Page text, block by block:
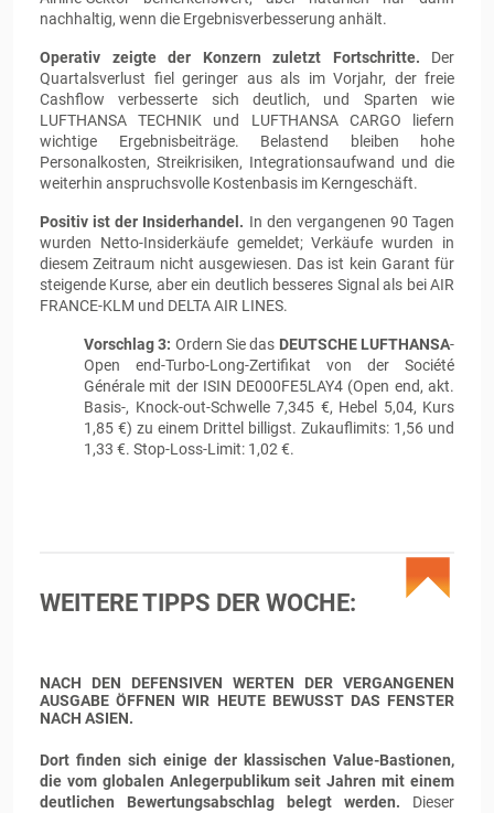
nachhaltig, wenn die Ergebnisverbesserung anhält.
Operativ zeigte der Konzern zuletzt Fortschritte. Der
Quartalsverlust fiel geringer aus als im Vorjahr, der freie
Cashflow verbesserte sich deutlich, und Sparten wie
LUFTHANSA TECHNIK und LUFTHANSA CARGO liefern
wichtige Ergebnisbeiträge. Belastend bleiben hohe
Personalkosten, Streikrisiken, Integrationsaufwand und die
weiterhin anspruchsvolle Kostenbasis im Kerngeschäft.
Positiv ist der Insiderhandel. In den vergangenen 90 Tagen
wurden Netto-Insiderkäufe gemeldet; Verkäufe wurden in
diesem Zeitraum nicht ausgewiesen. Das ist kein Garant für
steigende Kurse, aber ein deutlich besseres Signal als bei AIR
FRANCE-KLM und DELTA AIR LINES.
Vorschlag 3: Ordern Sie das DEUTSCHE LUFTHANSA-
Open end-Turbo-Long-Zertifikat von der Société
Générale mit der ISIN DE000FE5LAY4 (Open end, akt.
Basis-, Knock-out-Schwelle 7,345 €, Hebel 5,04, Kurs
1,85 €) zu einem Drittel billigst. Zukauflimits: 1,56 und
1,33 €. Stop-Loss-Limit: 1,02 €.
WEITERE TIPPS DER WOCHE:
NACH DEN DEFENSIVEN WERTEN DER VERGANGENEN
AUSGABE ÖFFNEN WIR HEUTE BEWUSST DAS FENSTER
NACH ASIEN.
Dort finden sich einige der klassischen Value-Bastionen,
die vom globalen Anlegerpublikum seit Jahren mit einem
deutlichen Bewertungsabschlag belegt werden. Dieser